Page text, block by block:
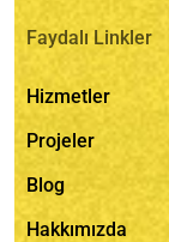
Faydalı Linkler
Hizmetler
Projeler
Blog
Hakkımızda